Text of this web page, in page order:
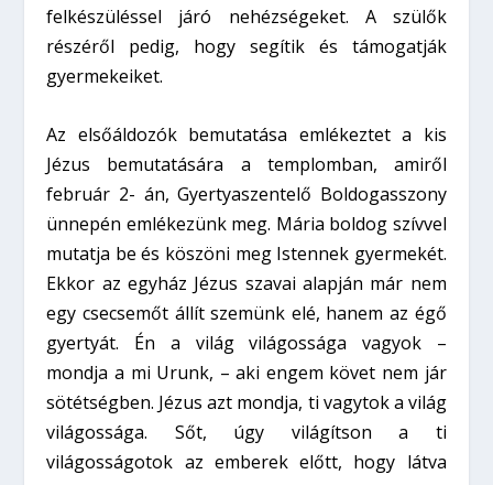
felkészüléssel járó nehézségeket. A szülők
részéről pedig, hogy segítik és támogatják
gyermekeiket.
Az elsőáldozók bemutatása emlékeztet a kis
Jézus bemutatására a templomban, amiről
február 2- án, Gyertyaszentelő Boldogasszony
ünnepén emlékezünk meg. Mária boldog szívvel
mutatja be és köszöni meg Istennek gyermekét.
Ekkor az egyház Jézus szavai alapján már nem
egy csecsemőt állít szemünk elé, hanem az égő
gyertyát. Én a világ világossága vagyok –
mondja a mi Urunk, – aki engem követ nem jár
sötétségben. Jézus azt mondja, ti vagytok a világ
világossága. Sőt, úgy világítson a ti
világosságotok az emberek előtt, hogy látva